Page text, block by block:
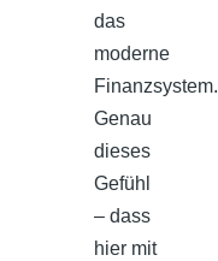
das
moderne
Finanzsystem.
Genau
dieses
Gefühl
– dass
hier mit